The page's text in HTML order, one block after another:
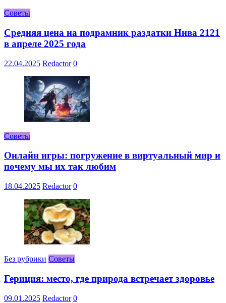
Советы
Средняя цена на подрамник раздатки Нива 2121
в апреле 2025 года
22.04.2025 Redactor 0
Советы
Онлайн игры: погружение в виртуальный мир и
почему мы их так любим
18.04.2025 Redactor 0
Без рубрики Советы
Гериция: место, где природа встречает здоровье
09.01.2025 Redactor 0